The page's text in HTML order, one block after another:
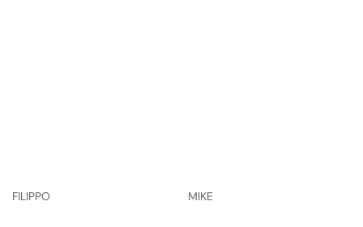
FILIPPO MIKE